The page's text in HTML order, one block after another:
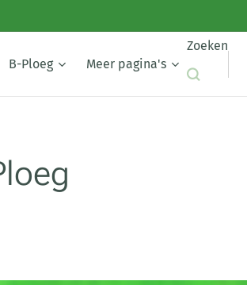
B-Ploeg Meer pagina's
Zoeken